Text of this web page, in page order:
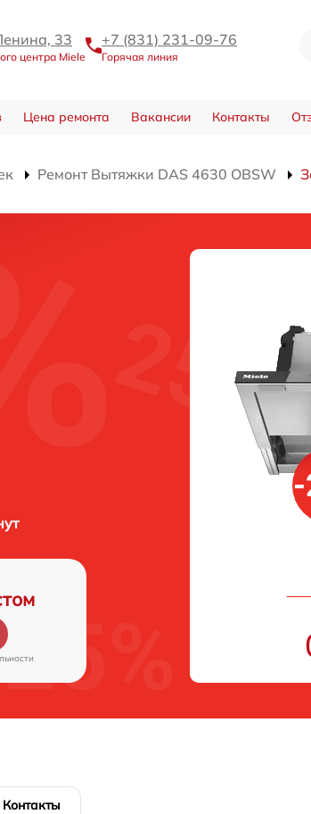
33
центра Miele
+7 (831) 231-09-76
Горячая линия
Цена ремонта Вакансии Контакты
Ремонт Вытяжки DAS 4630 OBSW
-
Контакты